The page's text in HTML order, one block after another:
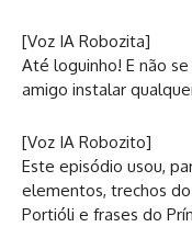
[Voz IA Robozita]
Até loguinho! E não
amigo instalar
[Voz IA Robozito]
Este episódio usou,
elementos, trechos
Portióli e frases do